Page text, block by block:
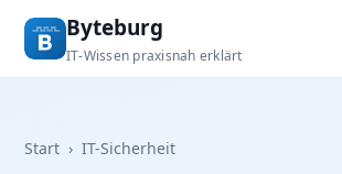
Byteburg
IT-Wissen praxisnah erklärt
Start › IT-Sicherheit